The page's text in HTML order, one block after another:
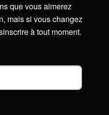
que vous aimerez
mais si vous changez
à tout moment.